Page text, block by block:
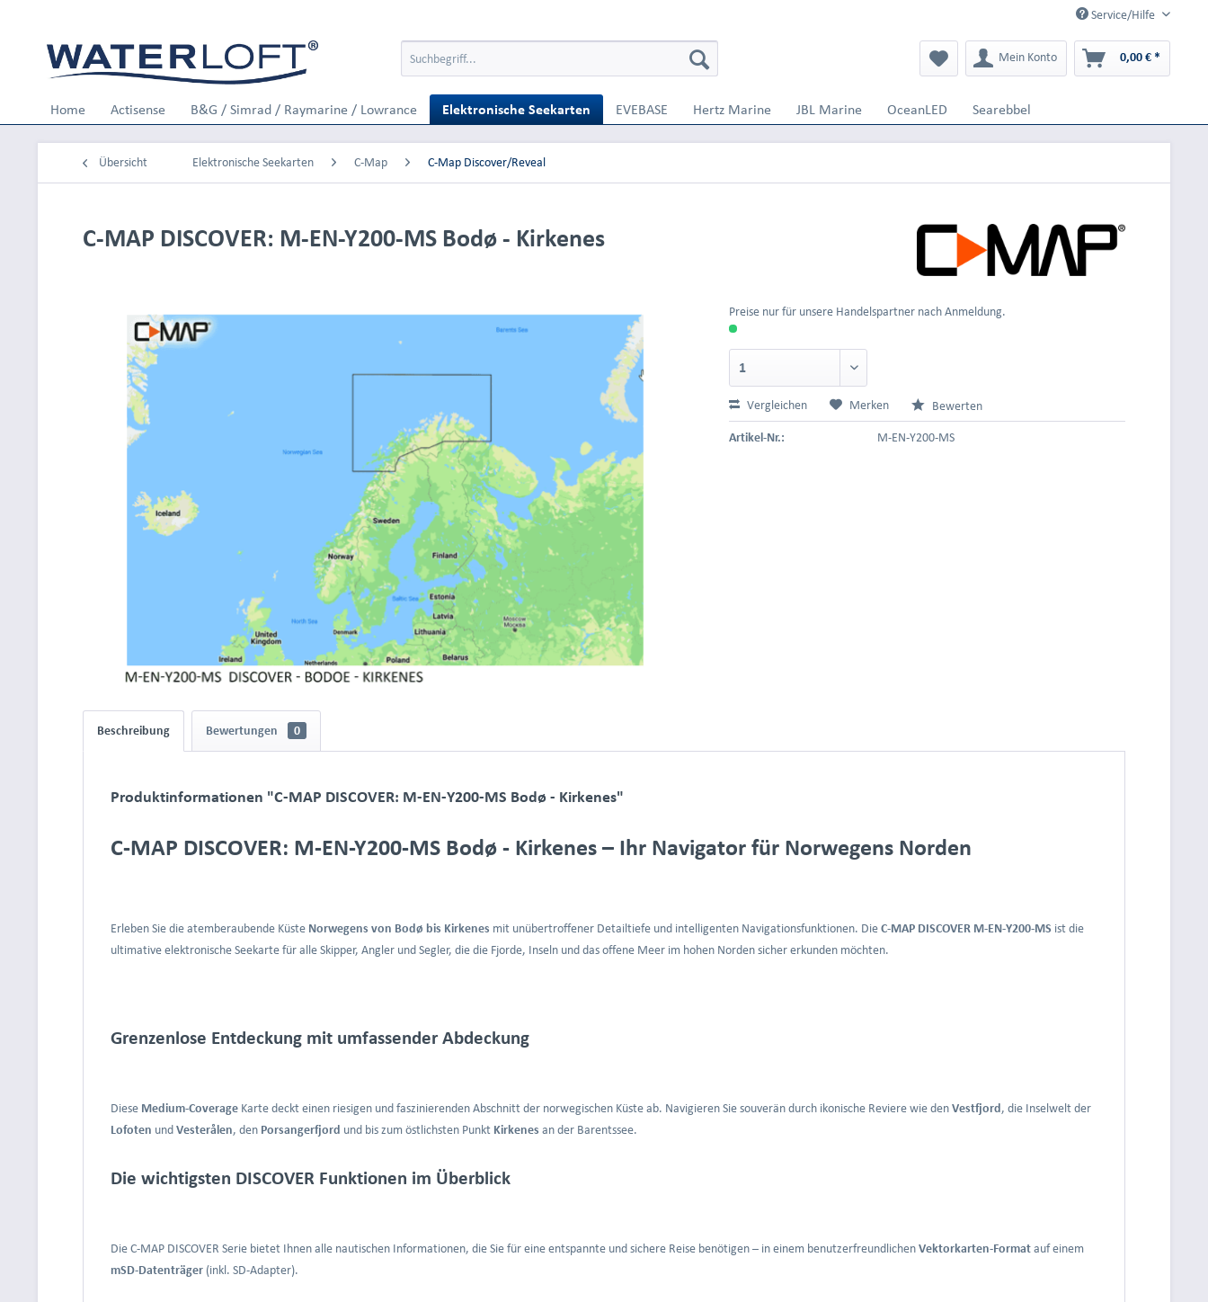
Service/Hilfe
Mein Konto 0,00 € *
Home Actisense B&G / Simrad / Raymarine / Lowrance Elektronische Seekarten EVEBASE Hertz Marine JBL Marine OceanLED Searebbel
Übersicht Elektronische Seekarten C-Map C-Map Discover/Reveal
C-MAP DISCOVER: M-EN-Y200-MS Bodø - Kirkenes
Preise nur für unsere Handelspartner nach Anmeldung.
Vergleichen Merken Bewerten
Artikel-Nr.: M-EN-Y200-MS
Beschreibung Bewertungen 0
Produktinformationen "C-MAP DISCOVER: M-EN-Y200-MS Bodø - Kirkenes"
C-MAP DISCOVER: M-EN-Y200-MS Bodø - Kirkenes – Ihr Navigator für Norwegens Norden
Erleben Sie die atemberaubende Küste Norwegens von Bodø bis Kirkenes mit unübertroffener Detailtiefe und intelligenten Navigationsfunktionen. Die C-MAP DISCOVER M-EN-Y200-MS ist die
ultimative elektronische Seekarte für alle Skipper, Angler und Segler, die die Fjorde, Inseln und das offene Meer im hohen Norden sicher erkunden möchten.
Grenzenlose Entdeckung mit umfassender Abdeckung
Diese Medium-Coverage Karte deckt einen riesigen und faszinierenden Abschnitt der norwegischen Küste ab. Navigieren Sie souverän durch ikonische Reviere wie den Vestfjord , die Inselwelt der
Lofoten und Vesterålen, den Porsangerfjord und bis zum östlichsten Punkt Kirkenes an der Barentssee.
Die wichtigsten DISCOVER Funktionen im Überblick
Die C-MAP DISCOVER Serie bietet Ihnen alle nautischen Informationen, die Sie für eine entspannte und sichere Reise benötigen – in einem benutzerfreundlichen Vektorkarten-Format auf einem
mSD-Datenträger (inkl. SD-Adapter).